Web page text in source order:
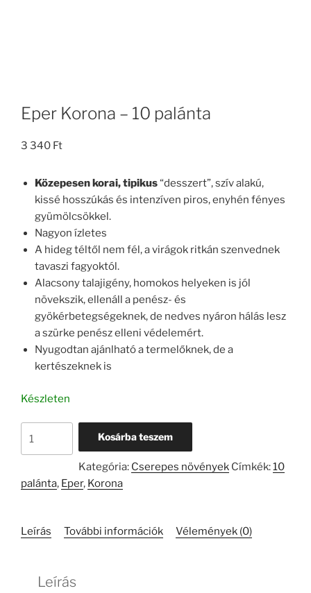
Eper Korona – 10 palánta
3 340 Ft
Közepesen korai, tipikus“desszert”, szív alakú,
kissé hosszúkás és intenzíven piros, enyhén fényes
gyümölcsökkel.
Nagyon ízletes
A hideg téltől nem fél, a virágok ritkán szenvednek
tavaszi fagyoktól.
Alacsony talajigény, homokos helyeken is jól
növekszik, ellenáll a penész- és
gyökérbetegségeknek, de nedves nyáron hálás lesz
a szürke penész elleni védelemért.
Nyugodtan ajánlható a termelőknek, de a
kertészeknek is
Készleten
Korona
10
Kosárba teszem
Kategória: Cserepes növények Címkék:10
palánta, Eper, Korona
Leírás További információk Vélemények (0)
Leírás